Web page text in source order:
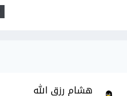
هشام رزق الله